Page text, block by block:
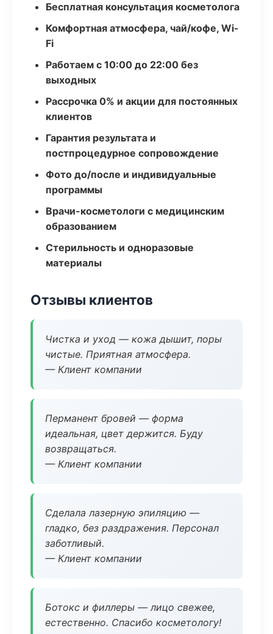
Бесплатная консультация косметолога
Комфортная атмосфера, чай/кофе, Wi-
Fi
Работаем с 10:00 до 22:00 без
выходных
Рассрочка 0% и акции для постоянных
клиентов
Гарантия результата и
постпроцедурное сопровождение
Фото до/после и индивидуальные
программы
Врачи-косметологи с медицинским
образованием
Стерильность и одноразовые
материалы
Отзывы клиентов
Чистка и уход — кожа дышит, поры
чистые. Приятная атмосфера.
— Клиент компании
Перманент бровей — форма
идеальная, цвет держится. Буду
возвращаться.
— Клиент компании
Сделала лазерную эпиляцию —
гладко, без раздражения. Персонал
заботливый.
— Клиент компании
Ботокс и филлеры — лицо свежее,
естественно. Спасибо косметологу!